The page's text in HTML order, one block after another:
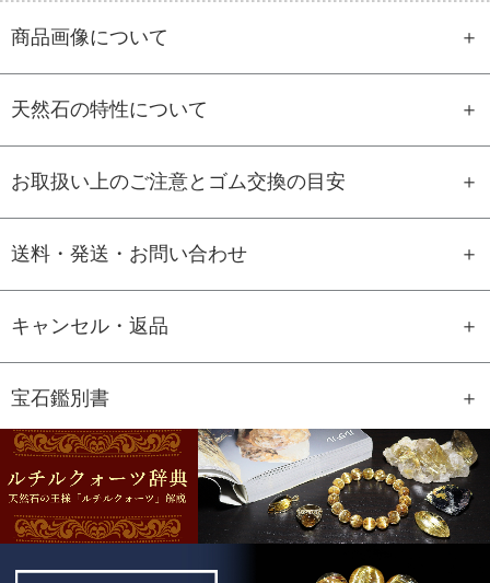
商品画像について
天然石の特性について
お取扱い上のご注意とゴム交換の目安
送料・発送・お問い合わせ
キャンセル・返品
宝石鑑別書
GEM REPORT
ご注文商品の宝石鑑別書をご用意す
ることもできます。